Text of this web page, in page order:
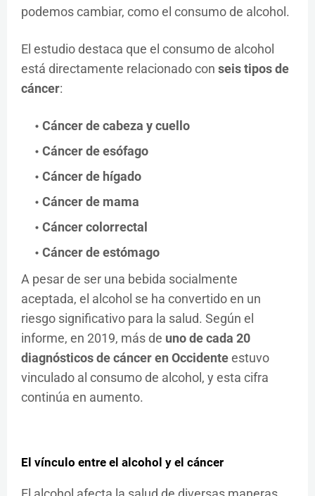
podemos cambiar, como el consumo de alcohol.
El estudio destaca que el consumo de alcohol
está directamente relacionado con seis tipos de
cáncer:
Cáncer de cabeza y cuello
Cáncer de esófago
Cáncer de hígado
Cáncer de mama
Cáncer colorrectal
Cáncer de estómago
A pesar de ser una bebida socialmente
aceptada, el alcohol se ha convertido en un
riesgo significativo para la salud. Según el
informe, en 2019, más de uno de cada 20
diagnósticos de cáncer en Occidenteestuvo
vinculado al consumo de alcohol, y esta cifra
continúa en aumento.
El vínculo entre el alcohol y el cáncer